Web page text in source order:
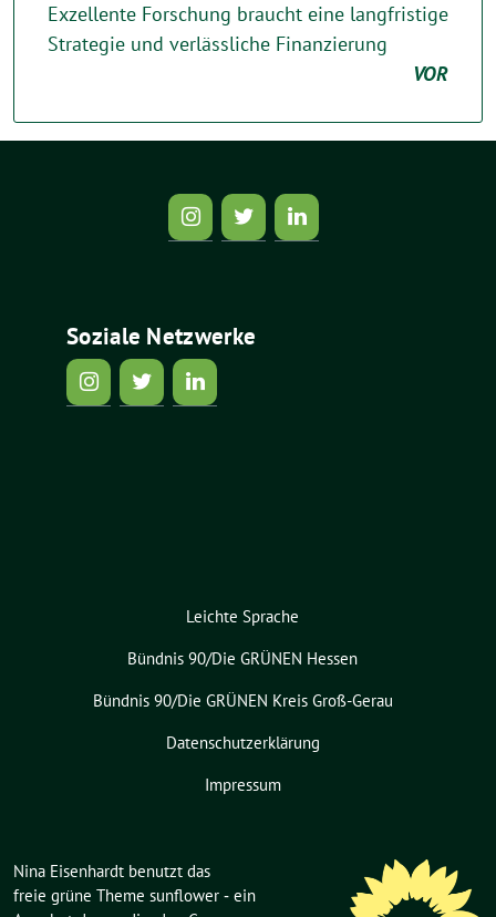
Exzellente Forschung braucht eine langfristige
Strategie und verlässliche Finanzierung
VOR
Soziale Netzwerke
Leichte Sprache
Bündnis 90/Die GRÜNEN Hessen
Bündnis 90/Die GRÜNEN Kreis Groß-Gerau
Datenschutzerklärung
Impressum
Nina Eisenhardt benutzt das
freie grüne Theme sunflower ‐ ein